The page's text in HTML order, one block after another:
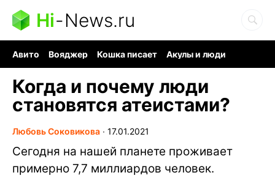
Hi-News.ru
Авито Вояджер Кошка писает
Акулы и люди
Когда и почему люди
становятся атеистами?
Любовь Соковикова ∙ 17.01.2021
Сегодня на нашей планете проживает
примерно 7,7 миллиардов человек.